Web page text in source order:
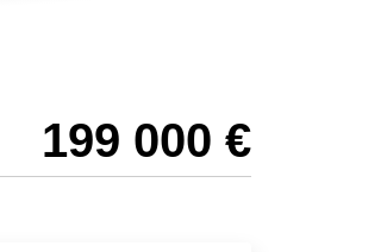
199 000 €